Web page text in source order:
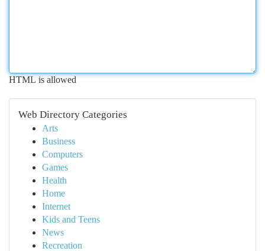
HTML is allowed
Web Directory Categories
Arts
Business
Computers
Games
Health
Home
Internet
Kids and Teens
News
Recreation